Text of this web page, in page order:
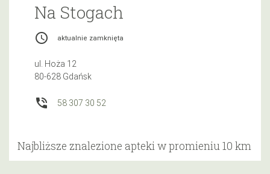
Na Stogach
access_time aktualnie zamknięta
ul. Hoża 12
80-628 Gdańsk
phone_in_talk 58 307 30 52
Najbliższe znalezione apteki w promieniu 10 km